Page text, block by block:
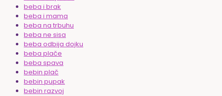
beba i brak
beba i mama
beba na trbuhu
beba ne sisa
beba odbija dojku
beba plače
beba spava
bebin plač
bebin pupak
bebin razvoj